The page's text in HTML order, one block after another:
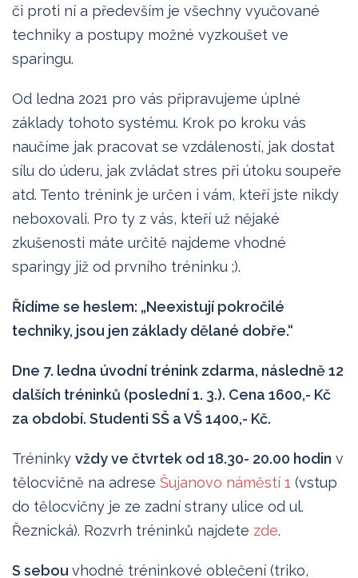
či proti ní a především je všechny vyučované
techniky a postupy možné vyzkoušet ve
sparingu.
Od ledna 2021 pro vás připravujeme úplné
základy tohoto systému. Krok po kroku vás
naučíme jak pracovat se vzdáleností, jak dostat
sílu do úderu, jak zvládat stres při útoku soupeře
atd. Tento trénink je určen i vám, kteří jste nikdy
neboxovali. Pro ty z vás, kteří už nějaké
zkušenosti máte určitě najdeme vhodné
sparingy již od prvního tréninku ;).
Řídíme se heslem: „Neexistují pokročilé
techniky, jsou jen základy dělané dobře.“
Dne 7. ledna úvodní trénink zdarma, následně 12
dalších tréninků (poslední 1. 3.). Cena 1600,- Kč
za období. Studenti SŠ a VŠ 1400,- Kč.
Tréninky vždy ve čtvrtek od 18.30- 20.00 hodin v
tělocvičně na adrese Šujanovo náměstí 1 (vstup
do tělocvičny je ze zadní strany ulice od ul.
Řeznická). Rozvrh tréninků najdete zde.
S sebou vhodné tréninkové oblečení (triko,